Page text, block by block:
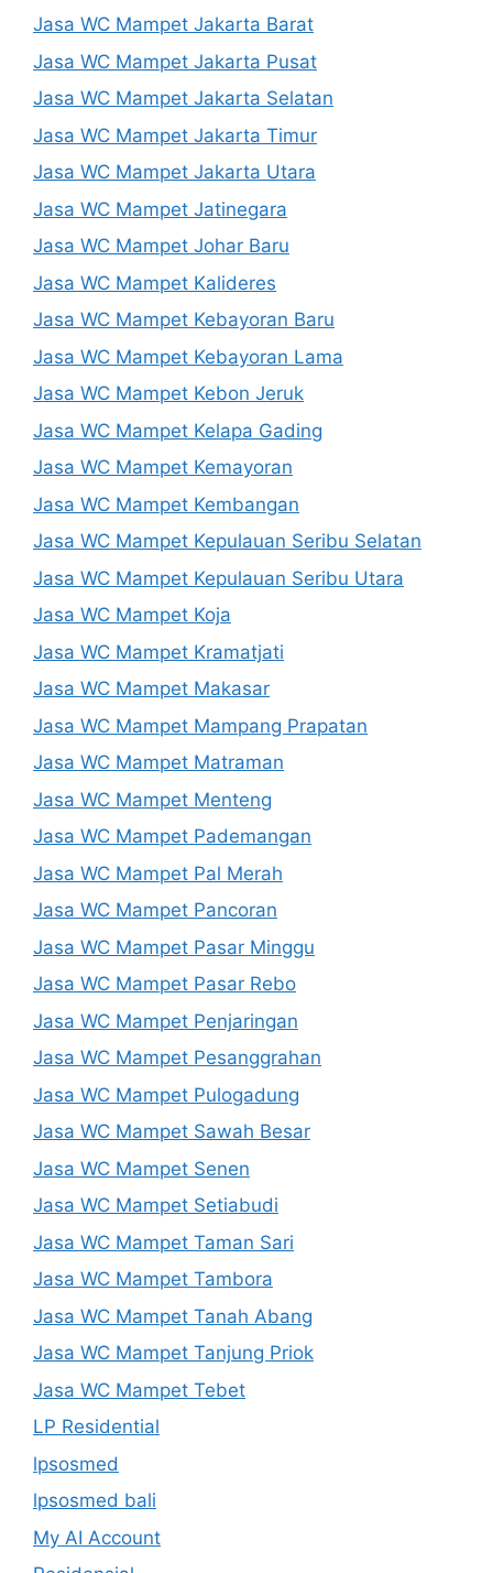
Jasa WC Mampet Jakarta Barat
Jasa WC Mampet Jakarta Pusat
Jasa WC Mampet Jakarta Selatan
Jasa WC Mampet Jakarta Timur
Jasa WC Mampet Jakarta Utara
Jasa WC Mampet Jatinegara
Jasa WC Mampet Johar Baru
Jasa WC Mampet Kalideres
Jasa WC Mampet Kebayoran Baru
Jasa WC Mampet Kebayoran Lama
Jasa WC Mampet Kebon Jeruk
Jasa WC Mampet Kelapa Gading
Jasa WC Mampet Kemayoran
Jasa WC Mampet Kembangan
Jasa WC Mampet Kepulauan Seribu Selatan
Jasa WC Mampet Kepulauan Seribu Utara
Jasa WC Mampet Koja
Jasa WC Mampet Kramatjati
Jasa WC Mampet Makasar
Jasa WC Mampet Mampang Prapatan
Jasa WC Mampet Matraman
Jasa WC Mampet Menteng
Jasa WC Mampet Pademangan
Jasa WC Mampet Pal Merah
Jasa WC Mampet Pancoran
Jasa WC Mampet Pasar Minggu
Jasa WC Mampet Pasar Rebo
Jasa WC Mampet Penjaringan
Jasa WC Mampet Pesanggrahan
Jasa WC Mampet Pulogadung
Jasa WC Mampet Sawah Besar
Jasa WC Mampet Senen
Jasa WC Mampet Setiabudi
Jasa WC Mampet Taman Sari
Jasa WC Mampet Tambora
Jasa WC Mampet Tanah Abang
Jasa WC Mampet Tanjung Priok
Jasa WC Mampet Tebet
LP Residential
lpsosmed
lpsosmed bali
My AI Account